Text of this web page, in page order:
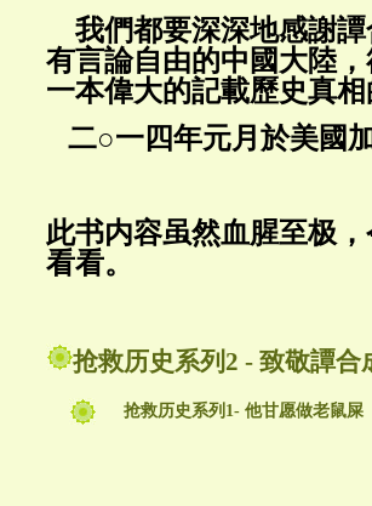
我們都要深深地感謝譚
有言論自由的中國大陸
一本偉大的記載歷史真相
二○一四年元月於美國
此书内容虽然血腥至极
看看。
抢救历史系列2 - 致敬譚合
抢救历史系列1- 他甘愿做老鼠屎